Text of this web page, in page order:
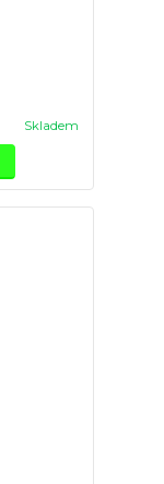
Skladem